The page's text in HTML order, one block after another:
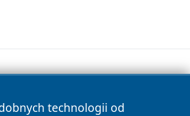
technologii od